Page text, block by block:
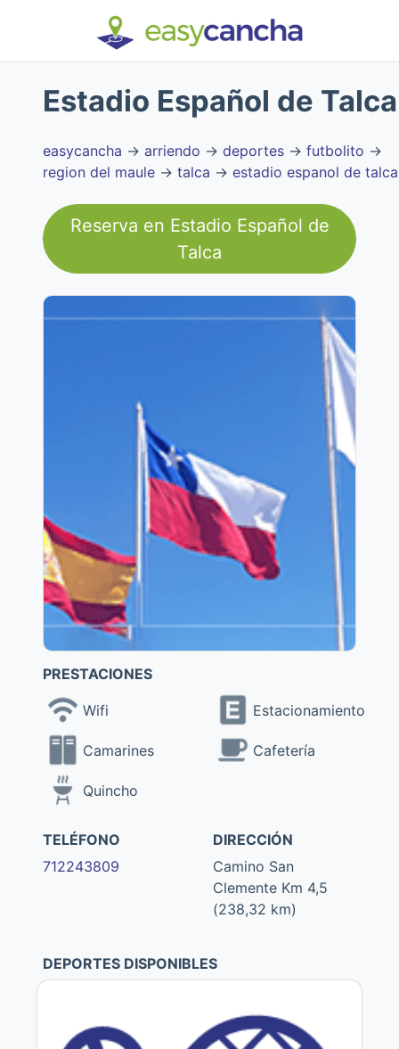
Estadio Español de Talca
easycancha → arriendo → deportes → futbolito →
region del maule → talca → estadio espanol de talca
Reserva en Estadio Español de
Talca
PRESTACIONES
Wifi Estacionamiento
Camarines Cafetería
Quincho
TELÉFONO
712243809
DIRECCIÓN
Camino San
Clemente Km 4,5
(238,32 km)
DEPORTES DISPONIBLES